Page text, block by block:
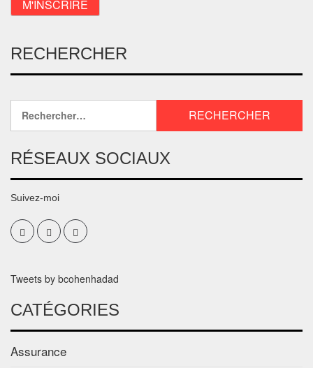
RECHERCHER
RÉSEAUX SOCIAUX
Suivez-moi
Tweets by bcohenhadad
CATÉGORIES
Assurance